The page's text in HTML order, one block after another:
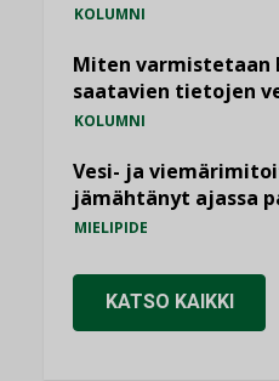
KOLUMNI
Miten varmistetaan
saatavien tietojen
KOLUMNI
Vesi- ja
jämähtänyt ajassa
MIELIPIDE
KATSO KAIKKI